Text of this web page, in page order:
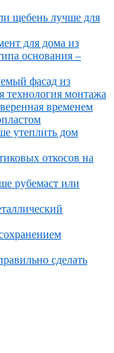
щебень лучше для
для дома из
основания –
фасад из
технология монтажа
временем
утеплить дом
откосов на
рубемаст или
сделать